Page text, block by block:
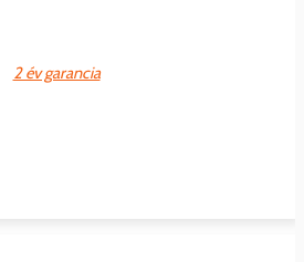
2 év garancia